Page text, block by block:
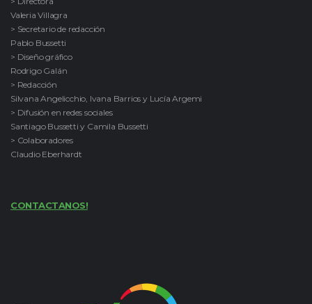
Valeria Villagra
> Secretario de redacción
Pablo Bussetti
> Diseño gráfico
Rodrigo Galán
> Redacción
Silvana Angelicchio, Ivana Barrios y Lucía Argemi
> Difusión en redes sociales
Santiago Bussetti y Camila Bussetti
> Colaboradores
Claudio Eberhardt
CONTACTANOS!